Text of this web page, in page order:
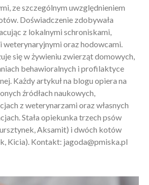
ze szczególnym uwzględnieniem
Doświadczenie zdobywała
z lokalnymi schroniskami,
weterynaryjnymi oraz hodowcami.
się w żywieniu zwierząt domowych,
behawioralnych i profilaktyce
Każdy artykuł na blogu opiera na
źródłach naukowych,
z weterynarzami oraz własnych
Stała opiekunka trzech psów
Aksamit) i dwóch kotów
Kicia). Kontakt: jagoda@pmiska.pl